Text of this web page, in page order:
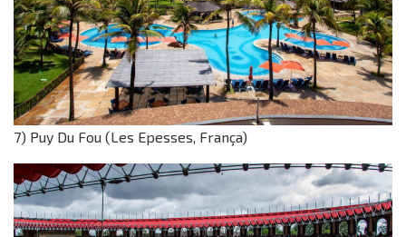
7) Puy Du Fou (Les Epesses, França)